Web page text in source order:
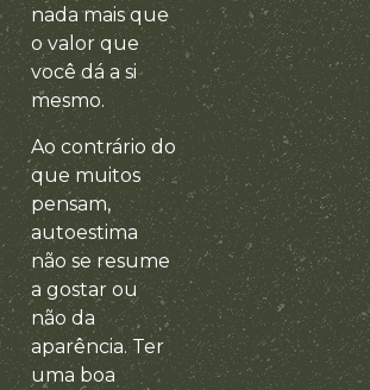
nada mais que
o valor que
você dá a si
mesmo.
Ao contrário do
que muitos
pensam,
autoestima
não se resume
a gostar ou
não da
aparência. Ter
uma boa